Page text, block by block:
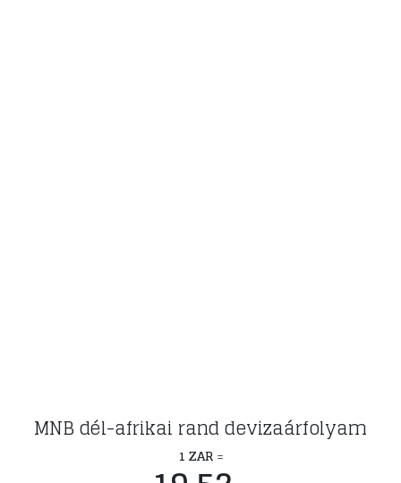
MNB dél-afrikai rand devizaárfolyam
1 ZAR=